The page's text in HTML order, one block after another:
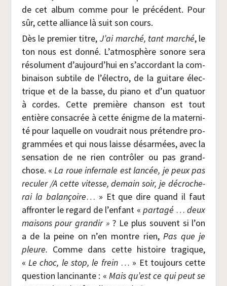
de cet album comme pour le pré­cé­dent. Pour
sûr, cette alliance là suit son cours.
Dès le pre­mier titre, J’ai mar­ché, tant mar­ché, le
ton nous est don­né. L’atmosphère sonore sera
réso­lu­ment d’aujourd’hui en s’accordant la com­
bi­nai­son sub­tile de l’électro, de la gui­tare élec­
trique et de la basse, du pia­no et d’un qua­tuor
à cordes. Cette pre­mière chan­son est tout
entière consa­crée à cette énigme de la mater­ni­
té pour laquelle on vou­drait nous pré­tendre pro­
gram­mées et qui nous laisse désar­mées, avec la
sen­sa­tion de ne rien contrô­ler ou pas grand-
chose. «La roue infer­nale est lan­cée, je peux pas
recu­ler /​A cette vitesse, demain soir, je décro­che­
rai la balan­çoire… » Et que dire quand il faut
affron­ter le regard de l’enfant « par­ta­gé … deux
mai­sons pour gran­dir »? Le plus sou­vent si l’on
a de la peine on n’en montre rien,Pas que je
pleure. Comme dans cette his­toire tra­gique,
« Le choc, le stop, le frein… » Et tou­jours cette
ques­tion lan­ci­nante : « Mais qu’est ce qui peut se